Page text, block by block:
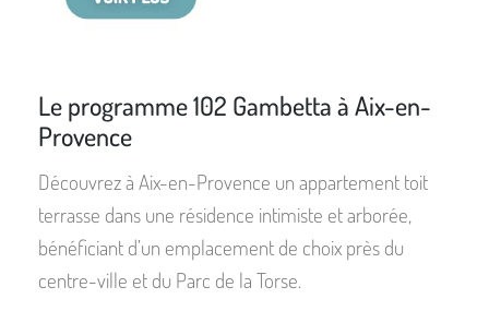
Le programme 102 Gambetta à Aix-en-
Provence
Découvrez à Aix-en-Provence un appartement toit
terrasse dans une résidence intimiste et arborée,
bénéficiant d’un emplacement de choix près du
centre-ville et du Parc de la Torse.